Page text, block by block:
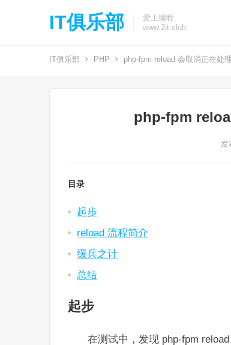
IT俱乐部
爱上编程
www.2it.club
IT俱乐部 PHP php-fpm reload 会取消正在处
php-fpm
发
目录
起步
reload 流程简介
缓兵之计
总结
起步
在测试中，发现 php-fpm